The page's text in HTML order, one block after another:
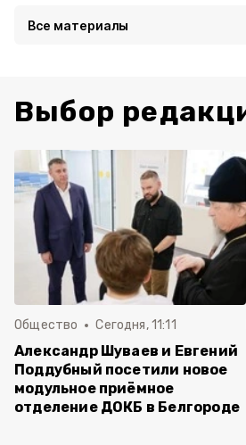
Все материалы
Выбор
Общество Сегодня, 11:11
Александр Шуваев и Евгений
Поддубный посетили новое
модульное приёмное
отделение ДОКБ в Белгороде